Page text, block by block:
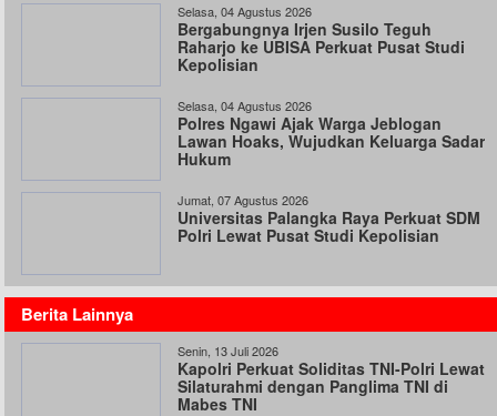
Selasa, 04 Agustus 2026
Bergabungnya Irjen Susilo Teguh
Raharjo ke UBISA Perkuat Pusat Studi
Kepolisian
Selasa, 04 Agustus 2026
Polres Ngawi Ajak Warga Jeblogan
Lawan Hoaks, Wujudkan Keluarga Sadar
Hukum
Jumat, 07 Agustus 2026
Universitas Palangka Raya Perkuat SDM
Polri Lewat Pusat Studi Kepolisian
Berita Lainnya
Senin, 13 Juli 2026
Kapolri Perkuat Soliditas TNI-Polri Lewat
Silaturahmi dengan Panglima TNI di
Mabes TNI